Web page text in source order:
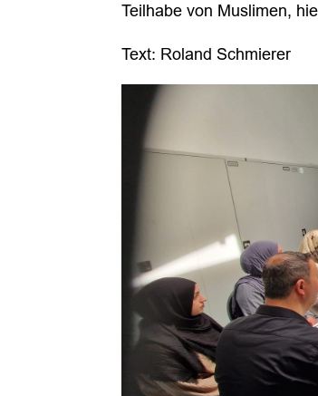
Teilhabe von Muslimen,
Text: Roland Schmierer